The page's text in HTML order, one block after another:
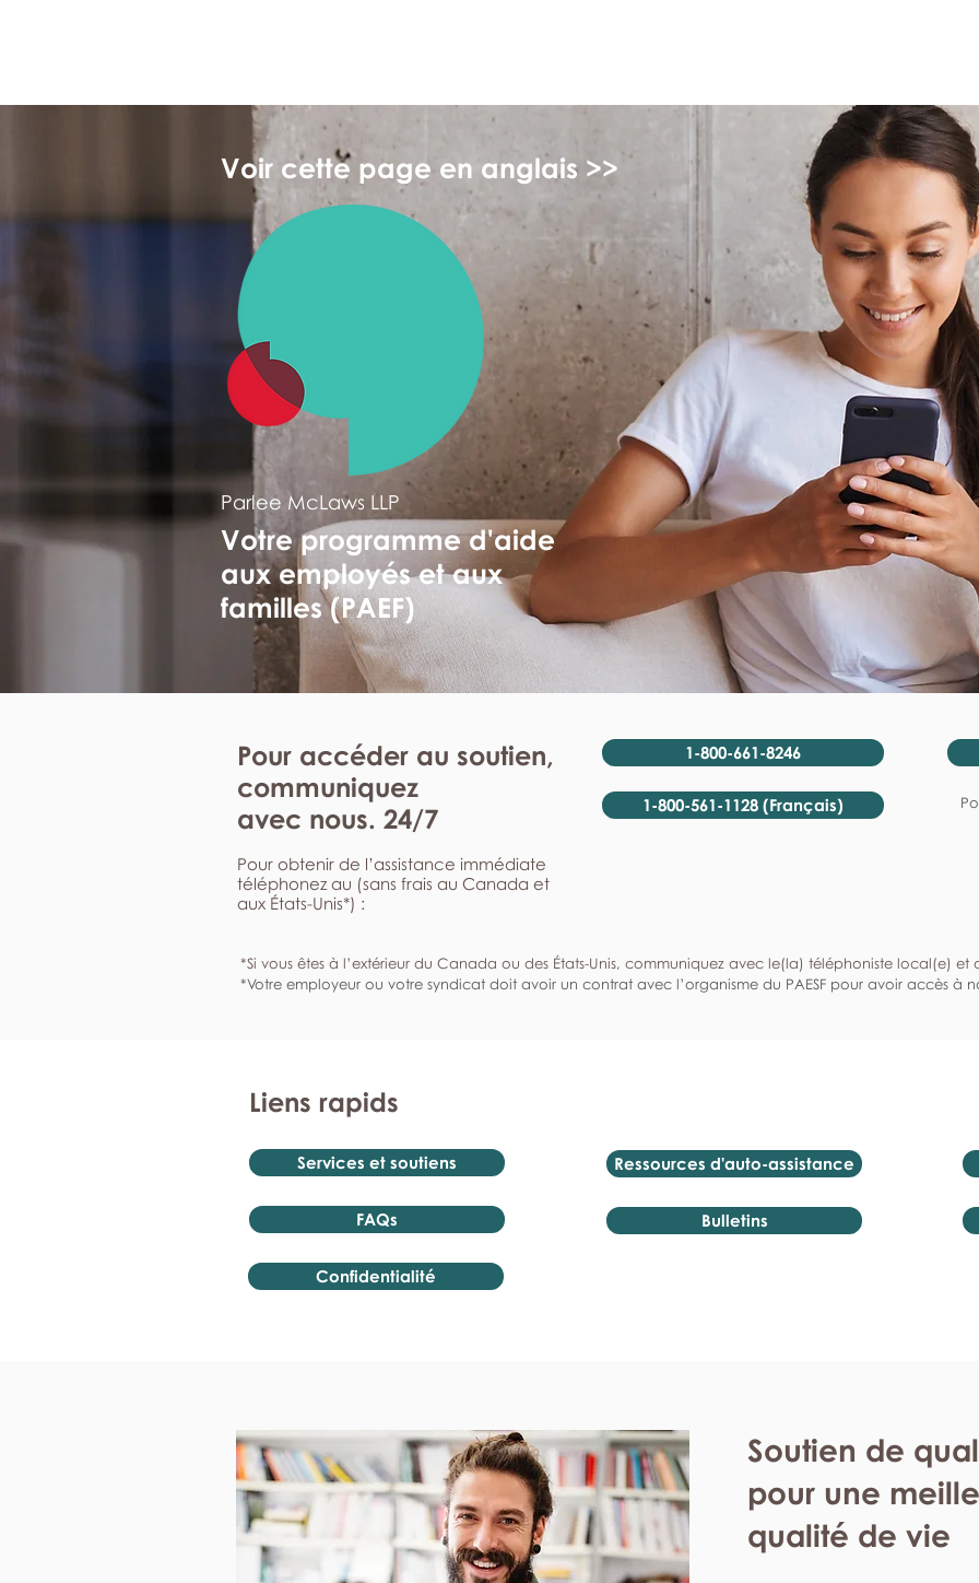
Voir cette page en anglais >>
Parlee McLaws LLP
Votre programme d'aide
aux employés et aux
familles (PAEF)
Pour accéder au soutien,
communiquez
avec nous. 24/7
Pour obtenir de l’assistance immédiate
téléphonez au (sans frais au Canada et
aux États-Unis*) :
1-800-661-8246
1-800-561-1128 (Français)
*Si vous êtes à l’extérieur du Canada ou des États-Unis, communiquez avec le(la) téléphoniste local(e) et
*Votre employeur ou votre syndicat doit avoir un contrat avec l’organisme du PAESF pour avoir accès à
Liens rapids
Services et soutiens
FAQs
Confidentialité
Ressources d'auto-assistance
Bulletins
Soutien de
pour une
qualité de vie